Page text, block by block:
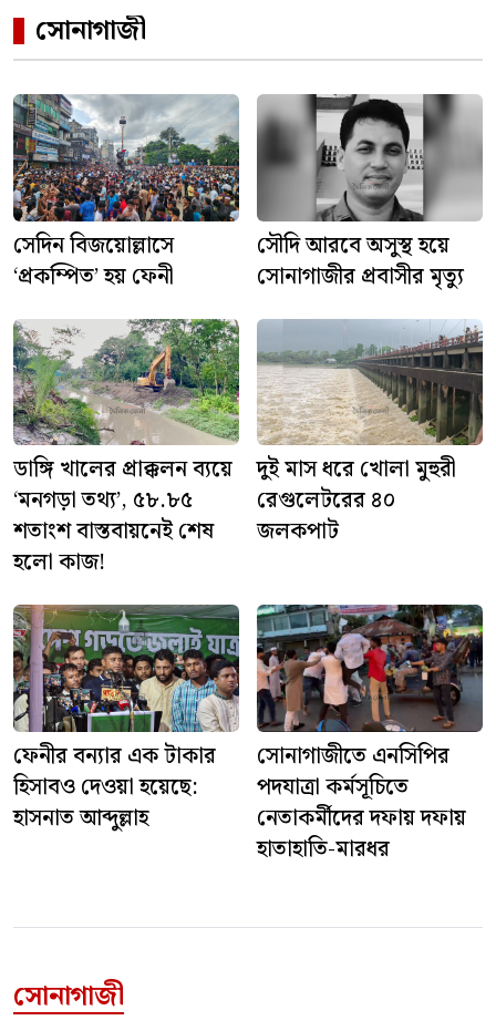
সোনাগাজী
সেদিন বিজয়োল্লাসে
‘প্রকম্পিত’ হয় ফেনী
সৌদি আরবে অসুস্থ হয়ে
সোনাগাজীর প্রবাসীর মৃত্যু
ডাঙ্গি খালের প্রাক্কলন ব্যয়ে
‘মনগড়া তথ্য’, ৫৮.৮৫
শতাংশ বাস্তবায়নেই শেষ
হলো কাজ!
দুই মাস ধরে খোলা মুহুরী
রেগুলেটরের ৪০
জলকপাট
ফেনীর বন্যার এক টাকার
হিসাবও দেওয়া হয়েছে:
হাসনাত আব্দুল্লাহ
সোনাগাজীতে এনসিপির
পদযাত্রা কর্মসূচিতে
নেতাকর্মীদের দফায় দফায়
হাতাহাতি-মারধর
সোনাগাজী